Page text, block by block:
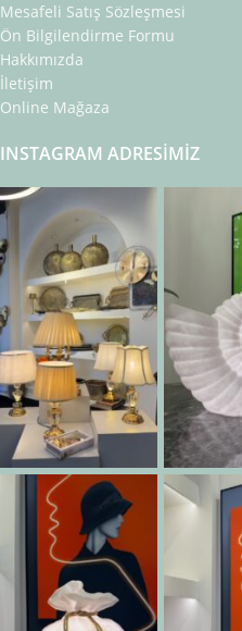
Mesafeli Satış Sözleşmesi
Ön Bilgilendirme Formu
Hakkımızda
İletişim
Online Mağaza
INSTAGRAM ADRESIMIZ